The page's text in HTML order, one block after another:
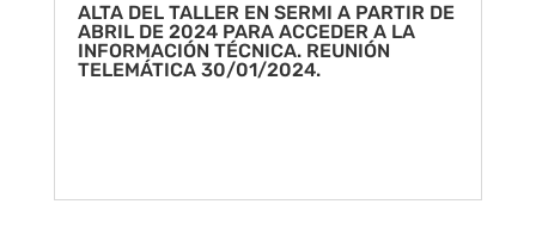
ALTA DEL TALLER EN SERMI A PARTIR DE
ABRIL DE 2024 PARA ACCEDER A LA
INFORMACIÓN TÉCNICA. REUNIÓN
TELEMÁTICA 30/01/2024.